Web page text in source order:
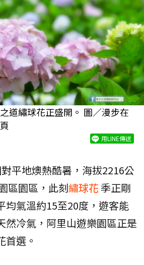
道繡球花正盛開。 圖／漫步在
用LINE傳送
平地燠熱酷暑，海拔2216公
區園區，此刻繡球花季正剛
均氣溫約15至20度，遊客能
然冷氣，阿里山遊樂園區正是
首選。